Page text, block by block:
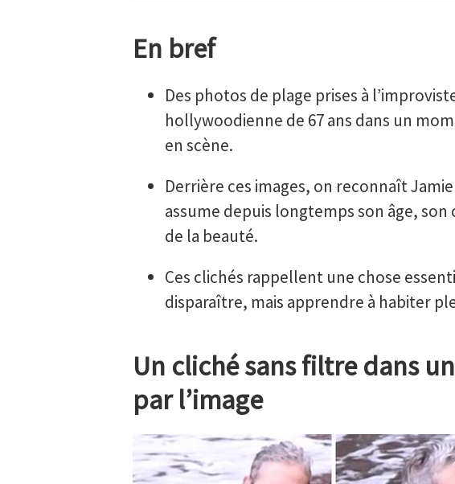
En bref
Des photos de plage prises à
hollywoodienne de 67 ans dans un
en scène.
Derrière ces images, on reconnaît
assume depuis longtemps son âge,
de la beauté.
Ces clichés rappellent une chose
disparaître, mais apprendre à habiter
Un cliché sans filtre dans
par l’image